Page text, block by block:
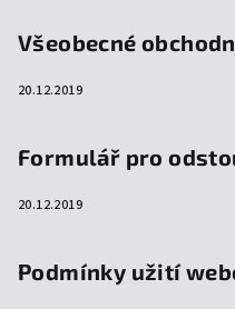
Všeobecné
20.12.2019
Formulář pro
20.12.2019
Podmínky užití